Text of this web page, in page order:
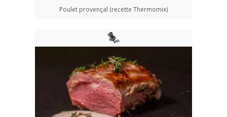
Poulet provençal (recette Thermomix)